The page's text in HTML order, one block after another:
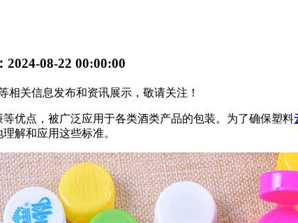
2024-08-22 00:00:00
相关信息发布和资讯展示，敬请关注！
优点，被广泛应用于各类酒类产品的包装。为了确保塑料
解和应用这些标准。